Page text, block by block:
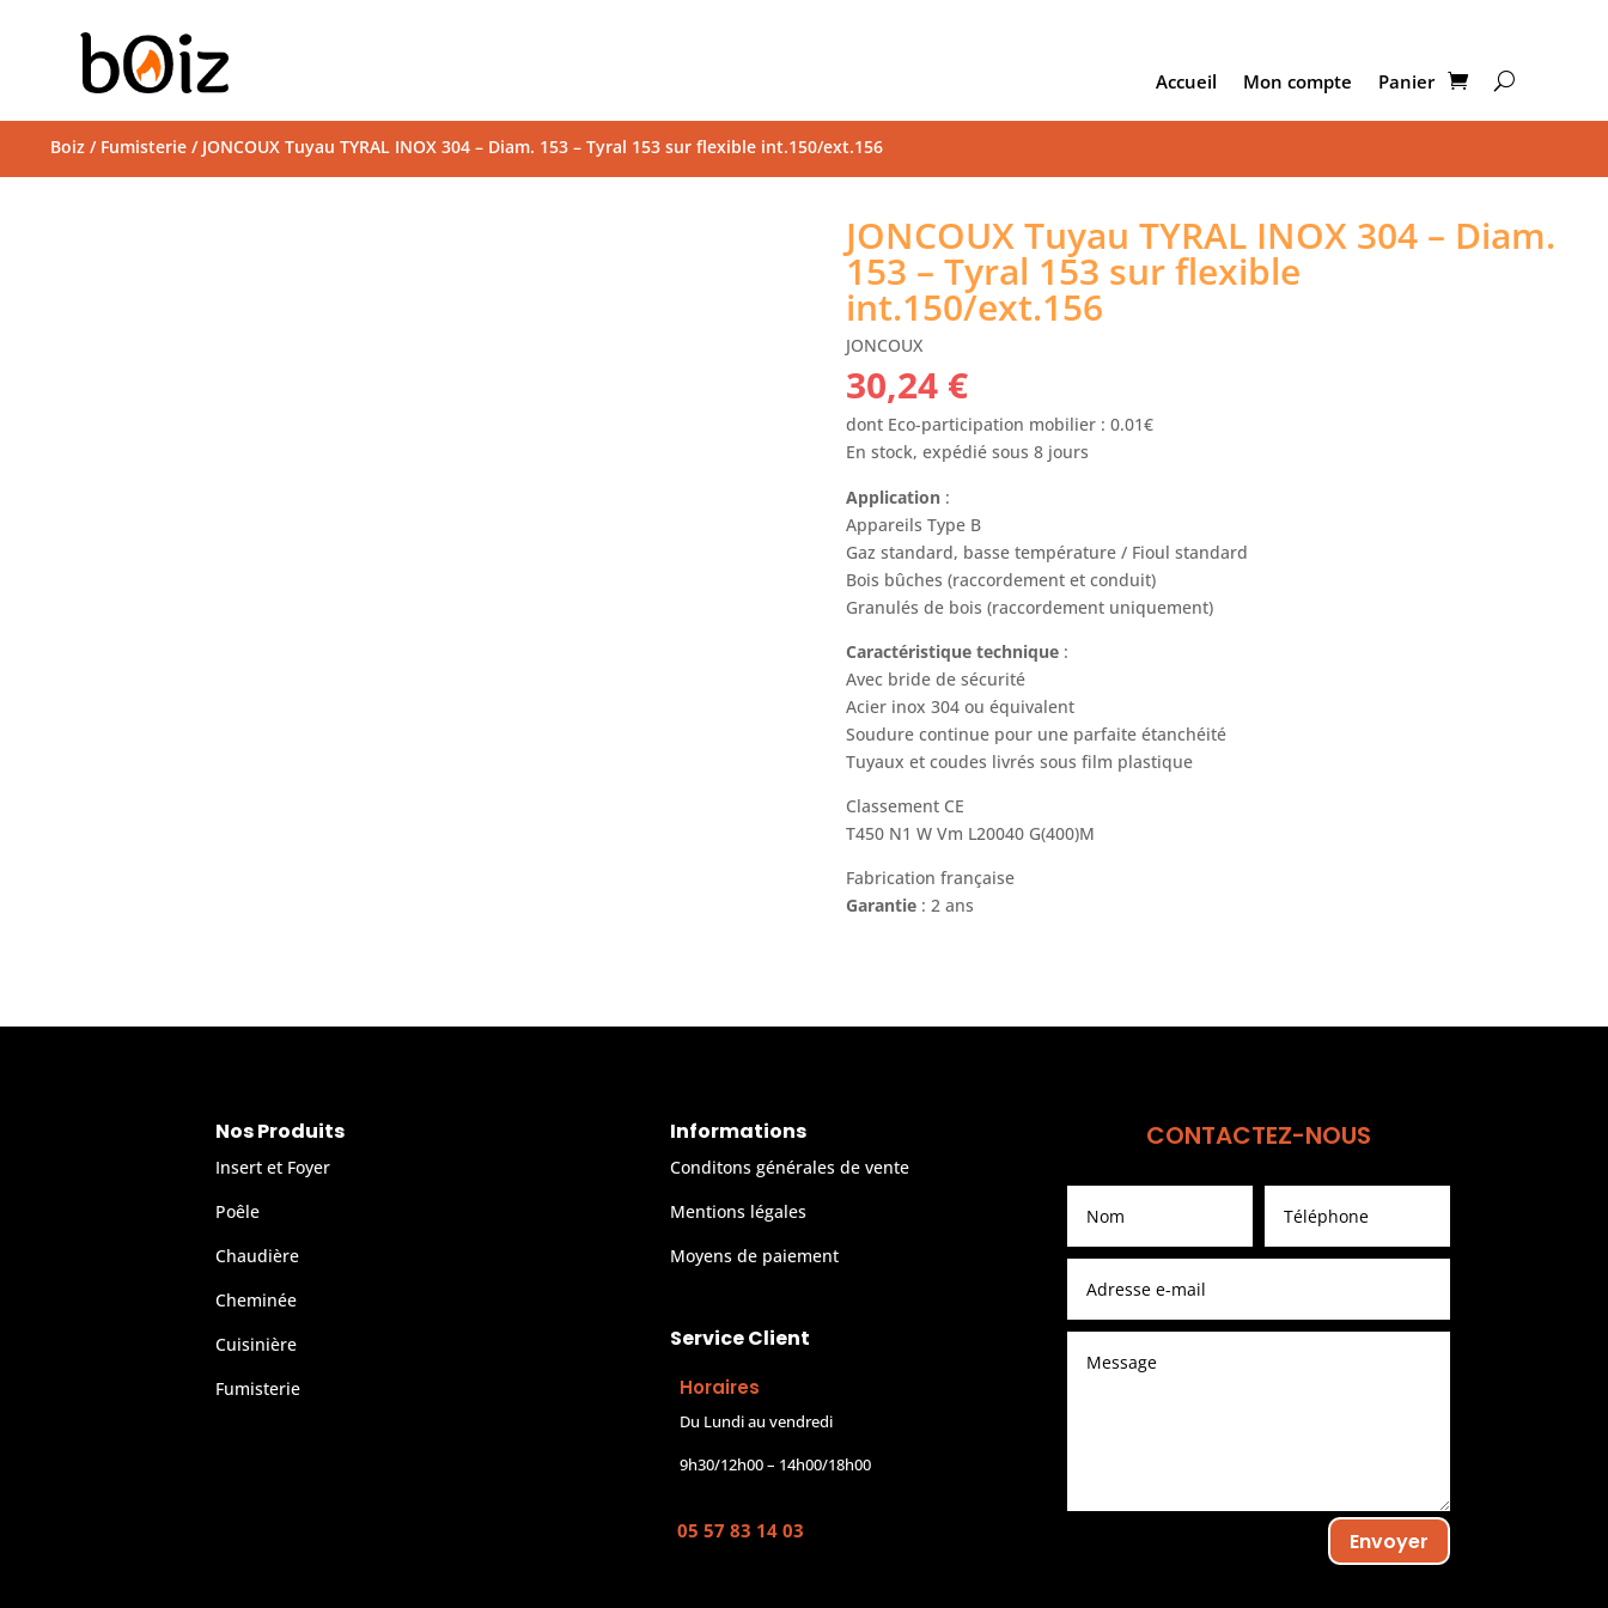
Accueil Mon compte Panier
Boiz / Fumisterie / JONCOUX Tuyau TYRAL INOX 304 – Diam. 153 – Tyral 153 sur flexible int.150/ext.156
JONCOUX Tuyau TYRAL INOX 304 – Diam.
153 – Tyral 153 sur flexible
int.150/ext.156
JONCOUX
30,24 €
dont Eco-participation mobilier : 0.01€
En stock, expédié sous 8 jours
Application :
Appareils Type B
Gaz standard, basse température / Fioul standard
Bois bûches (raccordement et conduit)
Granulés de bois (raccordement uniquement)
Caractéristique technique :
Avec bride de sécurité
Acier inox 304 ou équivalent
Soudure continue pour une parfaite étanchéité
Tuyaux et coudes livrés sous film plastique
Classement CE
T450 N1 W Vm L20040 G(400)M
Fabrication française
Garantie : 2 ans
Nos Produits
Insert et Foyer
Poêle
Chaudière
Cheminée
Cuisinière
Fumisterie
Informations
Conditons générales de vente
Mentions légales
Moyens de paiement
Service Client
Horaires
Du Lundi au vendredi
9h30/12h00 – 14h00/18h00
05 57 83 14 03
CONTACTEZ-NOUS
Envoyer